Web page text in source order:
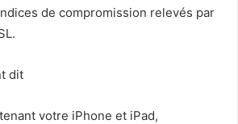
de compromission relevés par
dit
votre iPhone et iPad,